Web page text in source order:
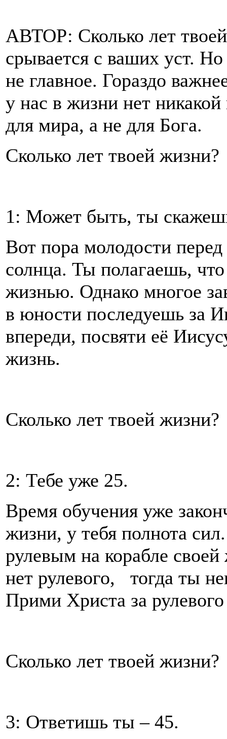
АВТОР: Сколько лет
срывается с ваших уст.
не главное. Гораздо
у нас в жизни нет
для мира, а не для Бога.
Сколько лет твоей жизни?
1: Может быть, ты
Вот пора молодости
солнца. Ты полагаешь,
жизнью. Однако многое
в юности последуешь за
впереди, посвяти её
жизнь.
Сколько лет твоей жизни?
2: Тебе уже 25.
Время обучения уже
жизни, у тебя полнота
рулевым на корабле
нет рулевого, тогда ты
Прими Христа за
Сколько лет твоей жизни?
3: Ответишь ты – 45.